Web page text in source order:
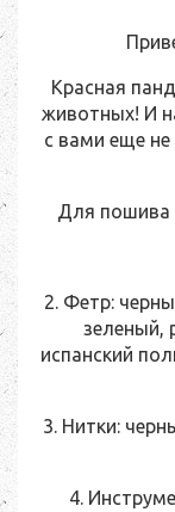
Красная
животных! И
с вами еще
Для пошива
2. Фетр:
зеленый,
испанский
3. Нитки:
4.